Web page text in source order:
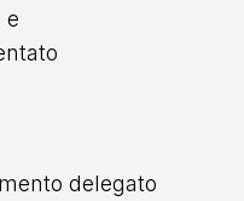
e
delegato